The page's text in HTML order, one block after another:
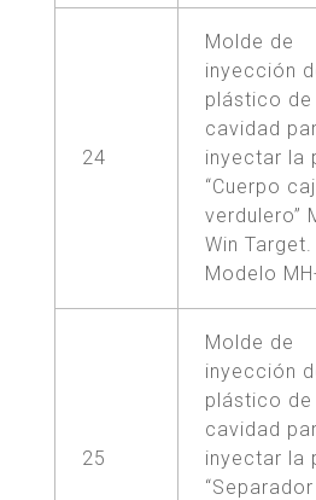
24
Molde de
inyección
plástico de
cavidad
inyectar la
“Cuerpo
verdulero”
Win Target.
Modelo
25
Molde de
inyección
plástico de
cavidad
inyectar la